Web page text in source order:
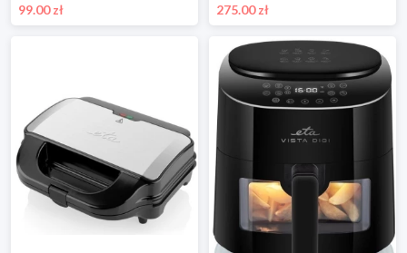
99.00 zł
275.00 zł